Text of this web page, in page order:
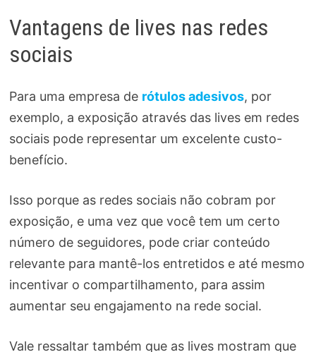
Vantagens de lives nas redes
sociais
Para uma empresa de rótulos adesivos, por
exemplo, a exposição através das lives em redes
sociais pode representar um excelente custo-
benefício.
Isso porque as redes sociais não cobram por
exposição, e uma vez que você tem um certo
número de seguidores, pode criar conteúdo
relevante para mantê-los entretidos e até mesmo
incentivar o compartilhamento, para assim
aumentar seu engajamento na rede social.
Vale ressaltar também que as lives mostram que